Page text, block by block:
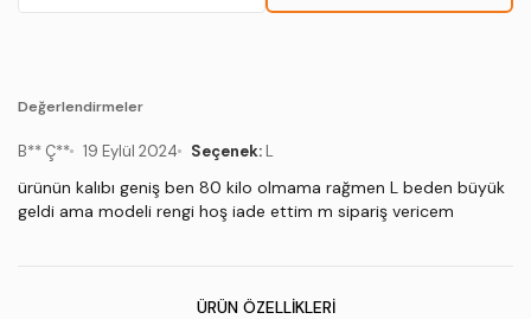
Değerlendirmeler
B** Ç** 19 Eylül 2024 Seçenek:L
ürünün kalıbı geniş ben 80 kilo olmama rağmen L beden büyük
geldi ama modeli rengi hoş iade ettim m sipariş vericem
ÜRÜN ÖZELLIKLERI